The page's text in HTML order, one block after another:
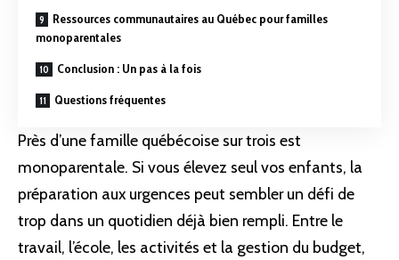
Ressources communautaires au Québec pour familles
monoparentales
Conclusion : Un pas à la fois
Questions fréquentes
Près d’une famille québécoise sur trois est
monoparentale. Si vous élevez seul vos enfants, la
préparation aux urgences peut sembler un défi de
trop dans un quotidien déjà bien rempli. Entre le
travail, l’école, les activités et la gestion du budget,